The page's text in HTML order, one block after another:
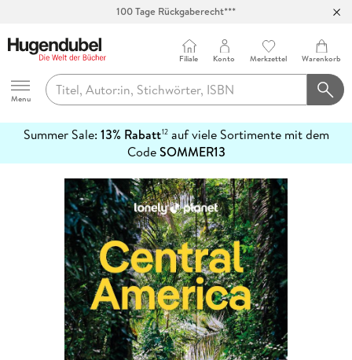
Abholung in über 100 Filialen
Hugendubel
Menu
Filiale Konto Merkzettel Warenkorb
Summer Sale: 13% Rabatt12auf viele Sortimente mit dem
CodeSOMMER13
erfahren